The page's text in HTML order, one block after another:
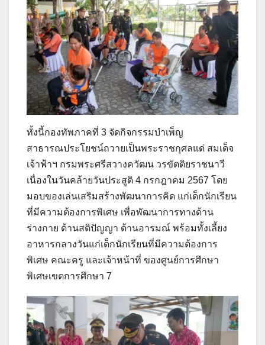
ทั้งนี้กองทัพภาคที่ 3 จัดกิจกรรมบำเพ็ญ
สาธารณประโยชน์ถวายเป็นพระราชกุศลแด่ สมเด็จ
เจ้าฟ้าฯ กรมพระศรีสวางควัฒน วรขัตติยราชนาวี
เนื่องในวันคล้ายวันประสูติ 4 กรกฎาคม 2567 โดย
มอบของเล่นเสริมสร้างพัฒนาการคิด แก่เด็กนักเรียน
ที่มีความต้องการพิเศษ เพื่อพัฒนาการทางด้าน
ร่างกาย ด้านสติปัญญา ด้านอารมณ์ พร้อมทั้งเลี้ยง
อาหารกลางวันแก่เด็กนักเรียนที่มีความต้องการ
พิเศษ คณะครู และเจ้าหน้าที่ ของศูนย์การศึกษา
พิเศษเขตการศึกษา 7